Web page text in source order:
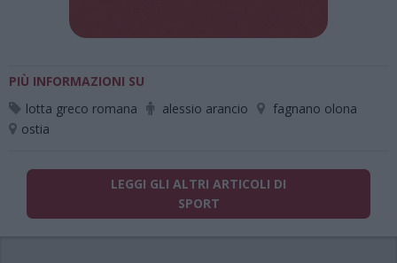
PIÙ INFORMAZIONI SU
lotta greco romana
alessio arancio
fagnano olona
ostia
LEGGI GLI ALTRI ARTICOLI DI
SPORT